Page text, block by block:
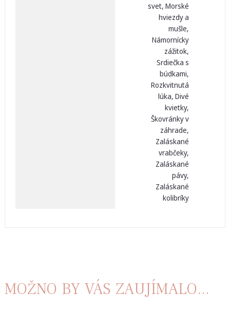
svet, Morské
hviezdy a
mušle,
Námornícky
zážitok,
Srdiečka s
búdkami,
Rozkvitnutá
lúka, Divé
kvietky,
Škovránky v
záhrade,
Zaláskané
vrabčeky,
Zaláskané
pávy,
Zaláskané
kolibríky
MOŽNO BY VÁS ZAUJÍMALO...